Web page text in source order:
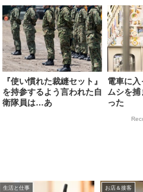
『使い慣れた裁縫セット』
を持参するよう言われた自
衛隊員は…あ
電車に入
ムシを
った
生活と仕事 お店＆接客